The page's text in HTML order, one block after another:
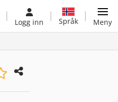
Logg inn Språk Meny